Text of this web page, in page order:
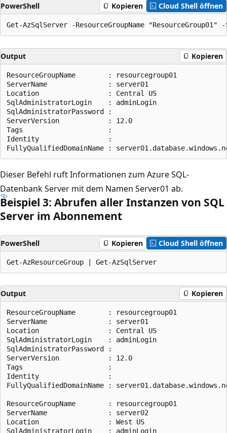
PowerShell Kopieren Cloud Shell öffnen
Output Kopieren
ResourceGroupName        : resourcegroup01
ServerName               : server01
Location                 : Central US
SqlAdministratorLogin    : adminLogin
SqlAdministratorPassword :
ServerVersion            : 12.0
Tags                     :
Identity                 :
Dieser Befehl ruft Informationen zum Azure SQL-
Datenbank Server mit dem Namen Server01 ab.
Beispiel 3: Abrufen aller Instanzen von SQL
Server im Abonnement
PowerShell Kopieren Cloud Shell öffnen
Output Kopieren
ResourceGroupName        : resourcegroup01
ServerName               : server01
Location                 : Central US
SqlAdministratorLogin    : adminLogin
SqlAdministratorPassword :
ServerVersion            : 12.0
Tags                     :
Identity                 :
FullyQualifiedDomainName :
ResourceGroupName        : resourcegroup01
ServerName               : server02
Location                 : West US
SqlAdministratorLogin    : adminLogin